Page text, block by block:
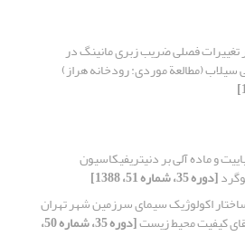
تغییرات فصلی ضریب زبری مانینگ در
سیلاب (مطالعة موردی: رودخانه هراز)
و ماده آلی بر دنیتریفیکاسیون
[دوره 35، شماره 51، 1388]
اکولوژیک سیمای سرزمین شهر تهران
کیفیت محیط زیست [دوره 35، شماره 50،